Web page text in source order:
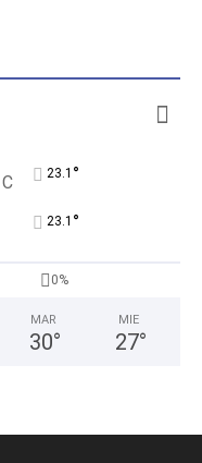
C 23.1 °
23.1 °
0%
MAR
30°
MIE
27°